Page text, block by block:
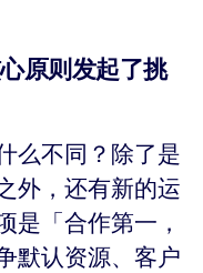
原则发起了挑
么不同？除了是
外，还有新的运
是「合作第一，
默认资源、客户